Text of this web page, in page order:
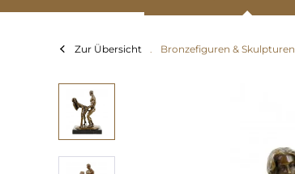
Zur Übersicht Bronzefiguren & Skulpturen